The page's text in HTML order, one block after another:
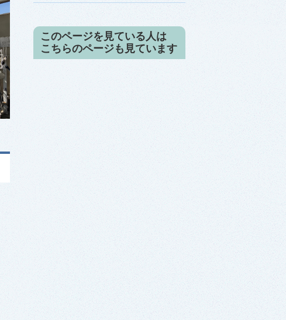
このページを見ている人は
こちらのページも見ています